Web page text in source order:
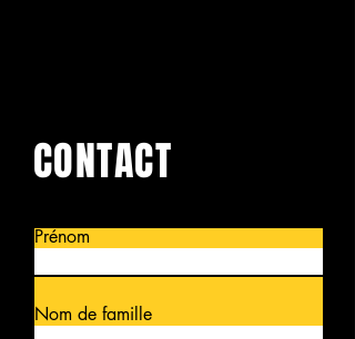
Prénom
Nom de famille
CONTACT